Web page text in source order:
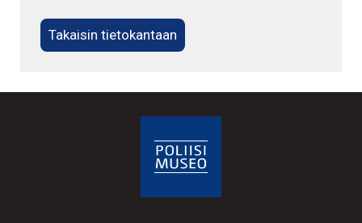
Takaisin tietokantaan